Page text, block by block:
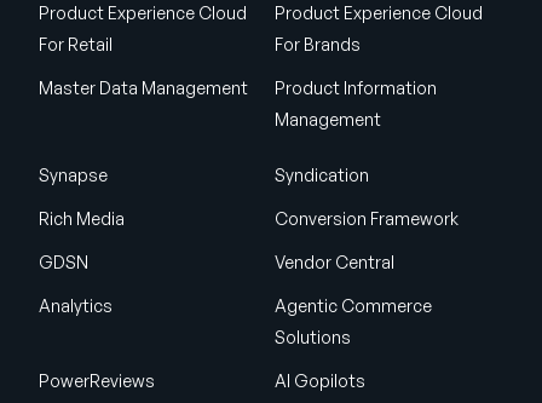
Product Experience Cloud
For Retail
Product Experience Cloud
For Brands
Master Data Management
Product Information
Management
Synapse Syndication
Rich Media Conversion Framework
GDSN Vendor Central
Analytics
Agentic Commerce
Solutions
PowerReviews AI Gopilots